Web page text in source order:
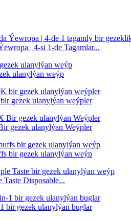
| 4-si 1-de Tagamlar...
ulanylýan weýp
gezek ulanylýan weýpler
gezek ulanylýan Weýpler
bir gezek ulanylýan weýp
Disposable...
gezek ulanylýan buglar